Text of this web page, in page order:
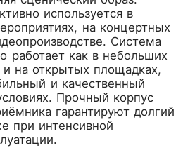
используется в
на концертных
Система
работает как в небольших
на открытых площадках,
и качественный
Прочный корпус
гарантируют долгий
при интенсивной